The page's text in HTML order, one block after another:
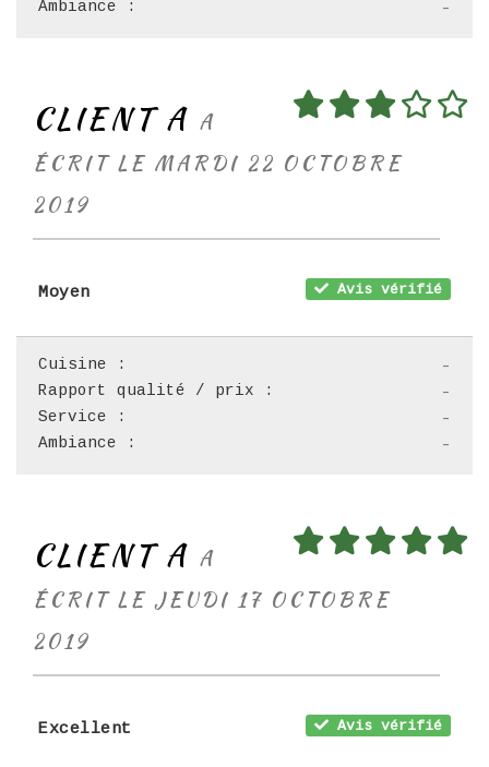
-
Ambiance :
CLIENT A A
ÉCRIT LE MARDI 22 OCTOBRE
2019
Avis vérifié
Moyen
-
Cuisine :
-
Rapport qualité / prix :
-
Service :
-
Ambiance :
CLIENT A A
ÉCRIT LE JEUDI 17 OCTOBRE
2019
Avis vérifié
Excellent